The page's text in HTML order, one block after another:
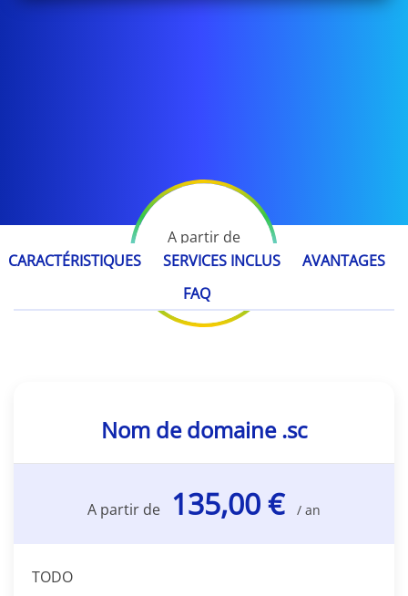
A partir de
135,00 € / an
CARACTÉRISTIQUES SERVICES INCLUS
AVANTAGES
FAQ
Nom de domaine .sc
A partir de 135,00 € / an
TODO